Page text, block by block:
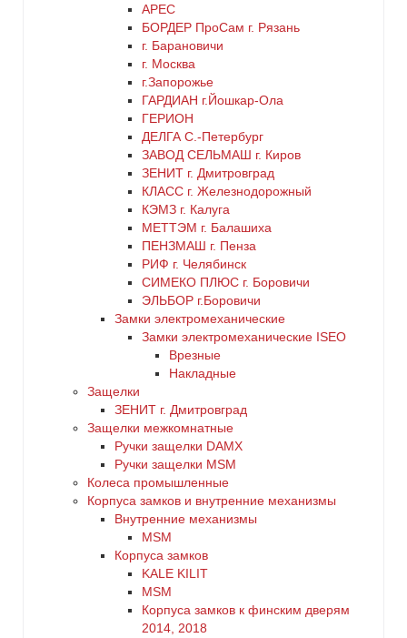
АРЕС
БОРДЕР ПроСам г. Рязань
г. Барановичи
г. Москва
г.Запорожье
ГАРДИАН г.Йошкар-Ола
ГЕРИОН
ДЕЛГА С.-Петербург
ЗАВОД СЕЛЬМАШ г. Киров
ЗЕНИТ г. Дмитровград
КЛАСС г. Железнодорожный
КЭМЗ г. Калуга
МЕТТЭМ г. Балашиха
ПЕНЗМАШ г. Пенза
РИФ г. Челябинск
СИМЕКО ПЛЮС г. Боровичи
ЭЛЬБОР г.Боровичи
Замки электромеханические
Замки электромеханические ISEO
Врезные
Накладные
Защелки
ЗЕНИТ г. Дмитровград
Защелки межкомнатные
Ручки защелки DAMX
Ручки защелки MSM
Колеса промышленные
Корпуса замков и внутренние механизмы
Внутренние механизмы
MSM
Корпуса замков
KALE KILIT
MSM
Корпуса замков к финским дверям
2014, 2018